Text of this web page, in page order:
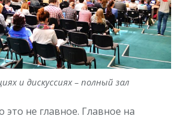
и дискуссиях – полный зал
это не главное. Главное на